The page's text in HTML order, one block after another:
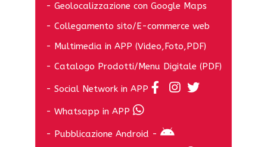
- Geolocalizzazione con Google Maps
- Collegamento sito/E-commerce web
- Multimedia in APP (Video,Foto,PDF)
- Catalogo Prodotti/Menu Digitale (PDF)
- Social Network in APP
- Whatsapp in APP
- Pubblicazione Android -